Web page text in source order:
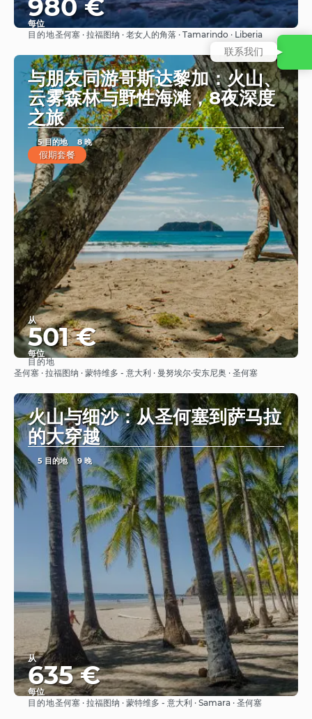
980 €
每位
看到
目的地圣何塞 · 拉福图纳 · 老女人的角落 · Tamarindo · Liberia
与朋友同游哥斯达黎加：火山、
云雾森林与野性海滩，8夜深度
之旅
5 目的地 8 晚
假期套餐
从
501 €
每位
看到
目的地
圣何塞 · 拉福图纳 · 蒙特维多 - 意大利 · 曼努埃尔·安东尼奥 · 圣何塞
火山与细沙：从圣何塞到萨马拉
的大穿越
5 目的地 9 晚
从
635 €
每位
看到
目的地圣何塞 · 拉福图纳 · 蒙特维多 - 意大利 · Samara · 圣何塞
联系我们